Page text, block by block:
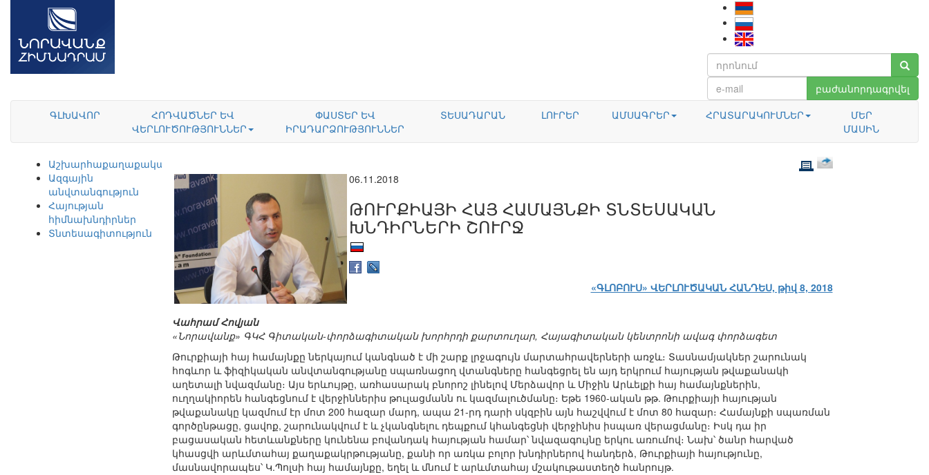
բաժանորդագրվել
ԳԼԽԱՎՈՐ
ՀՈԴՎԱԾՆԵՐ ԵՎ
ՎԵՐԼՈՒԾՈՒԹՅՈՒՆՆԵՐ
ՓԱՍՏԵՐ ԵՎ
ԻՐԱԴԱՐՁՈՒԹՅՈՒՆՆԵՐ
ՏԵՍԱԴԱՐԱՆ ԼՈՒՐԵՐ ԱՄՍԱԳՐԵՐ ՀՐԱՏԱՐԱԿՈՒՄՆԵՐ
ՄԵՐ
ՄԱՍԻՆ
Աշխարհաքաղաքականություն
Ազգային
անվտանգություն
Հայության
հիմնախնդիրներ
Տնտեսագիտություն
06.11.2018
ԹՈՒՐՔԻԱՅԻ ՀԱՅ ՀԱՄԱՅՆՔԻ ՏՆՏԵՍԱԿԱՆ
ԽՆԴԻՐՆԵՐԻ ՇՈՒՐՋ
«ԳԼՈԲՈՒՍ» ՎԵՐԼՈՒԾԱԿԱՆ ՀԱՆԴԵՍ, թիվ 8, 2018
Վահրամ Հովյան
«Նորավանք» ԳԿՀ Գիտական-փորձագիտական խորհրդի քարտուղար, Հայագիտական կենտրոնի ավագ փորձագետ
Թուրքիայի հայ համայնքը ներկայում կանգնած է մի շարք լրջագույն մարտահրավերների առջև։ Տասնամյակներ շարունակ
հոգևոր և ֆիզիկական անվտանգությանը սպառնացող վտանգները հանգեցրել են այդ երկրում հայության թվաքանակի
աղետալի նվազմանը։ Այս երևույթը, առհասարակ բնորոշ լինելով Մերձավոր և Միջին Արևելքի հայ համայնքներին,
ուղղակիորեն հանգեցնում է վերջիններիս թուլացմանն ու կազմալուծմանը։ Եթե 1960-ական թթ. Թուրքիայի հայության
թվաքանակը կազմում էր մոտ 200 հազար մարդ, ապա 21-րդ դարի սկզբին այն հաշվվում է մոտ 80 հազար։ Համայնքի սպառման
գործընթացը, ցավոք, շարունակվում է և չկանգնելու դեպքում կհանգեցնի վերջինիս իսպառ վերացմանը։ Իսկ դա իր
բացասական հետևանքները կունենա բովանդակ հայության համար՝ նվազագույնը երկու առումով։ Նախ՝ ծանր հարված
կհասցվի արևմտահայ քաղաքակրթությանը, քանի որ առկա բոլոր խնդիրներով հանդերձ, Թուրքիայի հայությունը,
մասնավորապես՝ Կ.Պոլսի հայ համայնքը, եղել և մնում է արևմտահայ մշակութաստեղծ հանրույթ.